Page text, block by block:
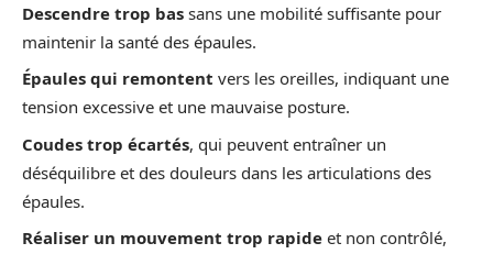
Descendre trop bas sans une mobilité suffisante pour
maintenir la santé des épaules.
Épaules qui remontent vers les oreilles, indiquant une
tension excessive et une mauvaise posture.
Coudes trop écartés, qui peuvent entraîner un
déséquilibre et des douleurs dans les articulations des
épaules.
Réaliser un mouvement trop rapide et non contrôlé,